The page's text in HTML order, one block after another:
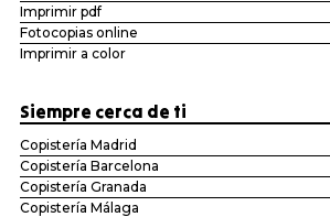
Imprimir pdf
Fotocopias online
Imprimir a color
Siempre cerca de ti
Copistería Madrid
Copistería Barcelona
Copistería Granada
Copistería Málaga